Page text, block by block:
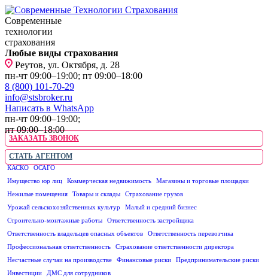
Современные
технологии
страхования
Любые виды страхования
Реутов, ул. Октября, д. 28
пн-чт 09:00–19:00; пт 09:00–18:00
8 (800) 101-70-29
info@stsbroker.ru
Написать в WhatsApp
пн-чт 09:00–19:00;
пт 09:00–18:00
ЗАКАЗАТЬ ЗВОНОК
СТАТЬ АГЕНТОМ
КАСКО ОСАГО
Имущество юр лиц
Коммерческая недвижимость
Магазины и торговые площадки
Нежилые помещения
Товары и склады
Страхование грузов
Урожай сельскохозяйственных культур
Малый и средний бизнес
Строительно-монтажные работы
Ответственность застройщика
Ответственность владельцев опасных объектов
Ответственность перевозчика
Профессиональная ответственность
Страхование ответственности директора
Несчастные случаи на производстве
Финансовые риски
Предпринимательские риски
Инвестиции
ДМС для сотрудников